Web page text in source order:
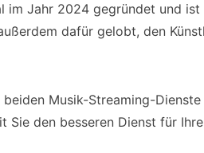
im Jahr 2024 gegründet und
dafür gelobt, den
Musik-Streaming-
Sie den besseren Dienst für